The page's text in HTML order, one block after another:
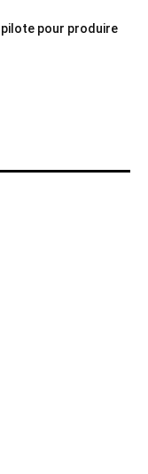
pilote pour produire